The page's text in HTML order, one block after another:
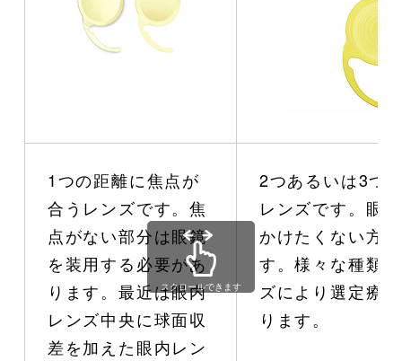
1つの距離に焦点が
合うレンズです。焦
点がない部分は眼鏡
を装用する必要があ
ります。最近は眼内
レンズ中央に球面収
差を加えた眼内レン
2つあるいは3つ
レンズです。眼
かけたくない方
す。様々な種類
ズにより選定療
ります。
スクロールできます